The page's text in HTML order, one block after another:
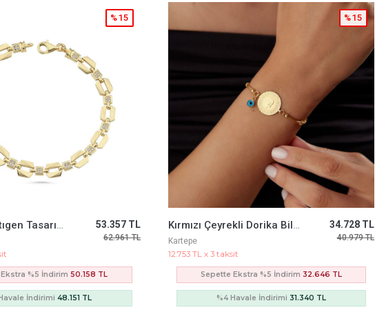
Kırmızı Çeyrekli Dorika Bileklik 34.728 TL
40.979 TL
%15
%5 İndirim 32.646 TL
İndirimi 31.340 TL
Kalp Taşlı Şahmeran
Kartepe
6.746 TL x 3 taksit
18.370 TL
21.677 TL
%15
Sepette Ekstra %5 İndirim17.269 TL
%4 Havale İndirimi 16.578 TL